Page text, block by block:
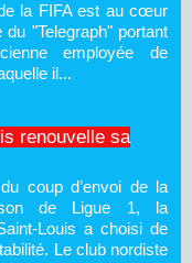
la FIFA est au cœur
du "Telegraph" portant
employée de
il...
renouvelle sa
coup d’envoi de la
de Ligue 1, la
Louis a choisi de
Le club nordiste